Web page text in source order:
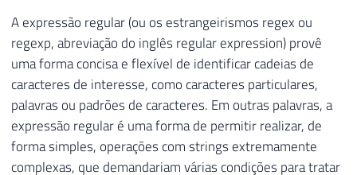
A expressão regular (ou os estrangeirismos regex ou
regexp, abreviação do inglês regular expression) provê
uma forma concisa e flexível de identificar cadeias de
caracteres de interesse, como caracteres particulares,
palavras ou padrões de caracteres. Em outras palavras, a
expressão regular é uma forma de permitir realizar, de
forma simples, operações com strings extremamente
complexas, que demandariam várias condições para tratar